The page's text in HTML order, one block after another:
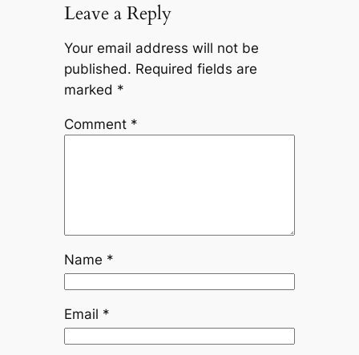
Leave a Reply
Your email address will not be
published. Required fields are
marked *
Comment *
Name *
Email *